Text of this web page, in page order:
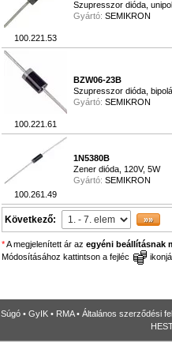
100.221.53
Szupresszor dióda,
Gyártó: SEMIKRON
100.221.61
BZW06-23B
Szupresszor dióda,
Gyártó: SEMIKRON
100.261.49
1N5380B
Zener dióda, 120V, 5W
Gyártó: SEMIKRON
Következő:
*A megjelenített ár az egyéni beállításnak
Módosításához kattintson a fejléc
Súgó • GyIK • RMA• Általános szerződési